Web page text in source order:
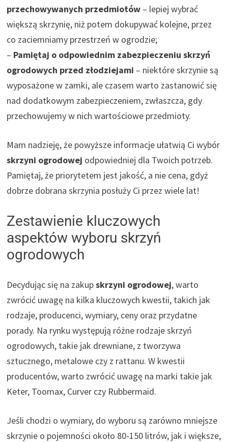
przechowywanych przedmiotów – lepiej wybrać
większą skrzynię, niż potem dokupywać kolejne, przez
co zaciemniamy przestrzeń w ogrodzie;
– Pamiętaj o odpowiednim zabezpieczeniu skrzyń
ogrodowych przed złodziejami – niektóre skrzynie są
wyposażone w zamki, ale czasem warto zastanowić się
nad dodatkowym zabezpieczeniem, zwłaszcza, gdy
przechowujemy w nich wartościowe przedmioty.
Mam nadzieję, że powyższe informacje ułatwią Ci wybór
skrzyni ogrodowej odpowiedniej dla Twoich potrzeb.
Pamiętaj, że priorytetem jest jakość, a nie cena, gdyż
dobrze dobrana skrzynia posłuży Ci przez wiele lat!
Zestawienie kluczowych
aspektów wyboru skrzyń
ogrodowych
Decydując się na zakupskrzyni ogrodowej, warto
zwrócić uwagę na kilka kluczowych kwestii, takich jak
rodzaje, producenci, wymiary, ceny oraz przydatne
porady. Na rynku występują różne rodzaje skrzyń
ogrodowych, takie jak drewniane, z tworzywa
sztucznego, metalowe czy z rattanu. W kwestii
producentów, warto zwrócić uwagę na marki takie jak
Keter, Toomax, Curver czy Rubbermaid.
Jeśli chodzi o wymiary, do wyboru są zarówno mniejsze
skrzynie o pojemności około 80-150 litrów, jak i większe,